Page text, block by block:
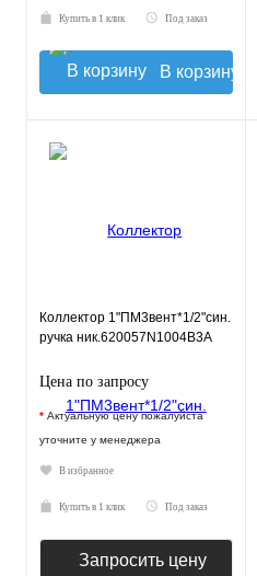
Купить в 1 клик Под заказ
В корзину
Коллектор 1"ПМ3вент*1/2"син.
ручка ник.620057N1004B3A
Цена по запросу
* Актуальную цену пожалуйста
уточните у менеджера
В избранное
Купить в 1 клик Под заказ
Запросить цену